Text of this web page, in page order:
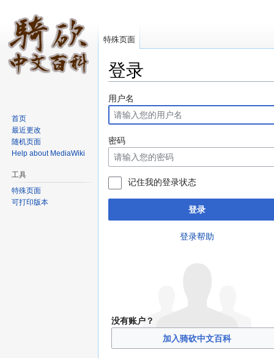
登录
用户名
密码
记住我的登录状态
登录
登录帮助
没有账户？
加入骑砍中文百科
特殊页面
首页
最近更改
随机页面
Help about MediaWiki
工具
特殊页面
可打印版本